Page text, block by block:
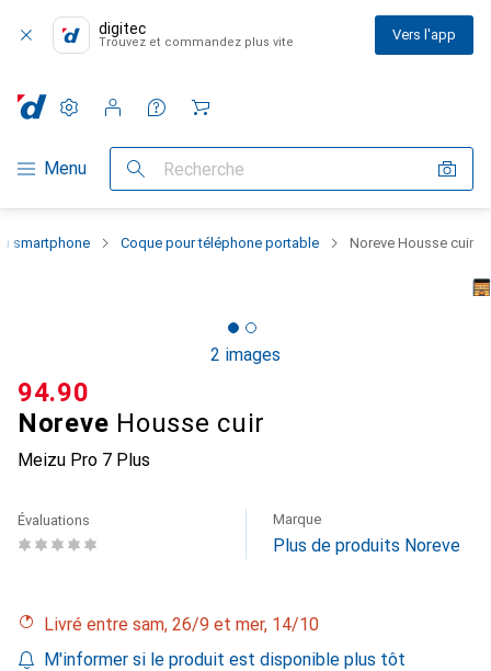
digitec
Trouvez et commandez plus vite Vers l'app
Navigation par catégorie
Menu Recherche
Paramètres
Compte client
Listes de comparaison
Listes d'envies
Panier
smartphone Coque pour téléphone portable Noreve Housse cuir
2 images
Noreve Housse cuir
Meizu Pro 7 Plus
CHF
94.90
Évaluations Marque
Plus de produits Noreve
Livré entre sam, 26/9 et mer, 14/10
M'informer si le produit est disponible plus tôt